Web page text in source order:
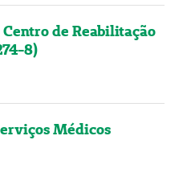
de Reabilitação
8)
Médicos